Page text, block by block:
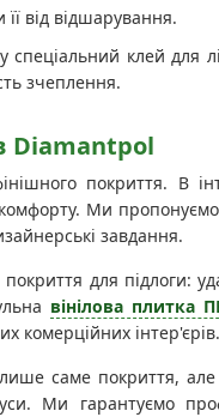
від відшарування.
спеціальний клей для
зчеплення.
Diamantpol
покриття. В
Ми
завдання.
для підлоги:
вінілова плитка
комерційних інтер'єрів.
саме покриття,
Ми гарантуємо